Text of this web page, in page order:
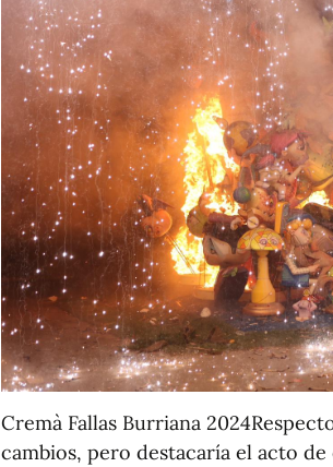
Cremà Fallas Burriana
cambios, pero destacaría el acto